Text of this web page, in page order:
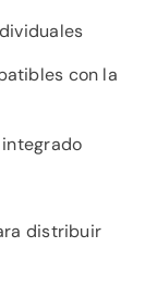
con la
distribuir